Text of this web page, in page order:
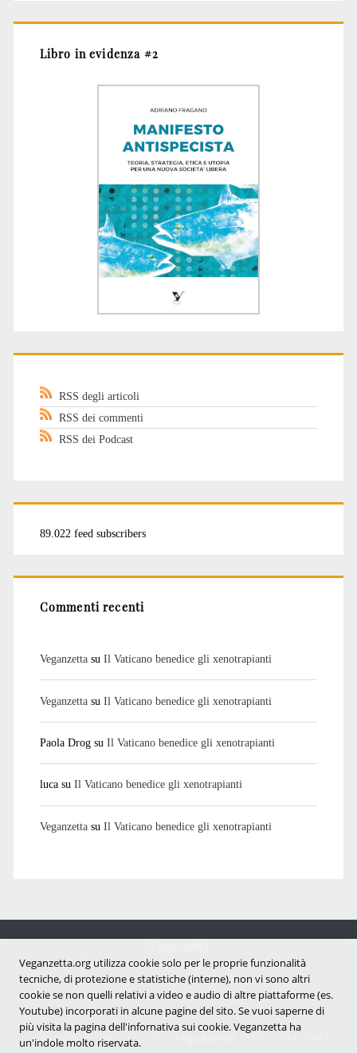
Libro in evidenza #2
RSS degli articoli
RSS dei commenti
RSS dei Podcast
89.022 feed subscribers
Commenti recenti
Veganzettasu Il Vaticano benedice gli xenotrapianti
Veganzettasu Il Vaticano benedice gli xenotrapianti
Paola Drogsu Il Vaticano benedice gli xenotrapianti
lucasu Il Vaticano benedice gli xenotrapianti
Veganzettasu Il Vaticano benedice gli xenotrapianti
Notizie dal mondo vegan e antispecista
Copyright © 2007 - 2026 |
Veganzetta.org utilizza cookie solo per le proprie funzionalità
tecniche, di protezione e statistiche (interne), non vi sono altri
cookie se non quelli relativi a video e audio di altre piattaforme (es.
Youtube) incorporati in alcune pagine del sito. Se vuoi saperne di
più visita la pagina dell'infornativa sui cookie. Veganzetta ha
un'indole molto riservata.